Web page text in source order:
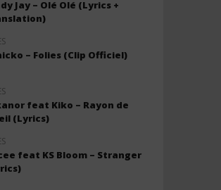
Jay – Olé Olé (Lyrics +
– Folies (Clip Officiel)
feat Kiko – Rayon de
(Lyrics)
feat KS Bloom – Stranger